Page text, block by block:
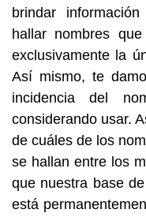
brindar
hallar nombres
exclusivamente la
Así mismo, te
incidencia del
considerando usar.
de cuáles de los
se hallan entre los
que nuestra base
está